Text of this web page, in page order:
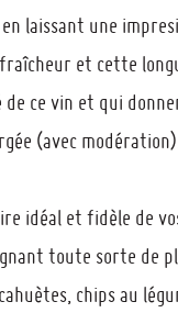
laissant une
et cette
ce vin et qui
(avec modération).
idéal et fidèle de
toute sorte de
chips au